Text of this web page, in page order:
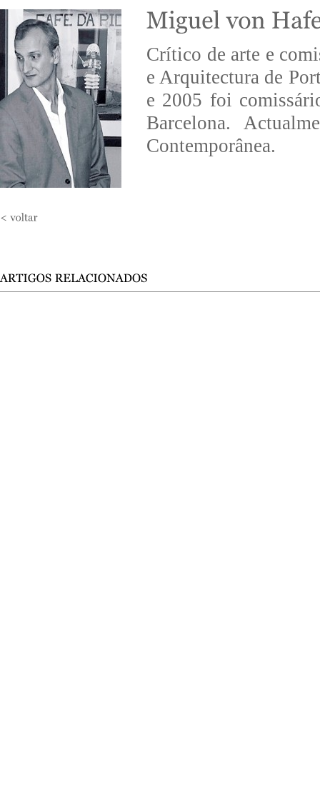
Crítico de arte e
e Arquitectura de
e 2005 foi
Barcelona.
Contemporânea.